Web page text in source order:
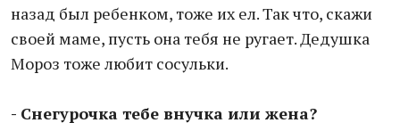
назад был ребенком, тоже их ел. Так что, скажи
своей маме, пусть она тебя не ругает. Дедушка
Мороз тоже любит сосульки.
- Снегурочка тебе внучка или жена?